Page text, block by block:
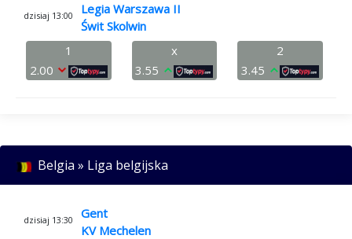
dzisiaj 13:00
Legia Warszawa II
Świt Skolwin
1
2.00
x
3.55
2
3.45
Belgia » Liga belgijska
dzisiaj 13:30
Gent
KV Mechelen